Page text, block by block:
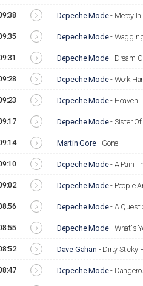
Depeche Mode- Mercy In
Depeche Mode-
Depeche Mode- Dream
Depeche Mode- Work
Depeche Mode- Heaven
Depeche Mode- Sister
Martin Gore- Gone
Depeche Mode- A Pain
Depeche Mode- People
Depeche Mode- A
Depeche Mode- What's
Dave Gahan - Dirty Sticky
Depeche Mode-